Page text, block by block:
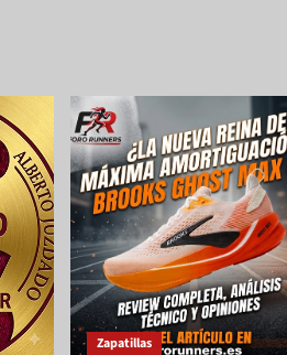
Zapatillas